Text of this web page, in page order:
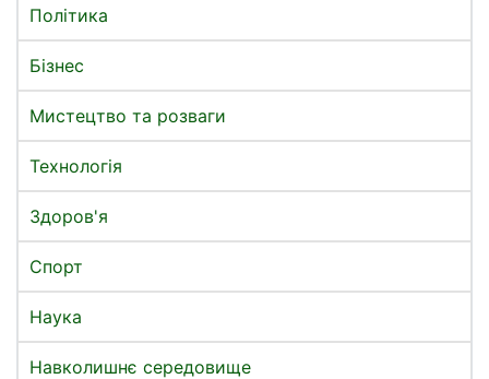
Політика
Бізнес
Мистецтво та розваги
Технологія
Здоров'я
Спорт
Наука
Навколишнє середовище